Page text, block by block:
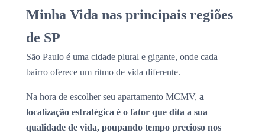
Minha Vida nas principais regiões
de SP
São Paulo é uma cidade plural e gigante, onde cada
bairro oferece um ritmo de vida diferente.
Na hora de escolher seu apartamento MCMV, a
localização estratégica é o fator que dita a sua
qualidade de vida, poupando tempo precioso nos